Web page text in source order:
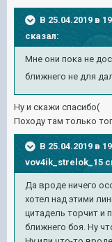
В 25.04.2019 в
сказал:
Мне они пока не
ближнего не для
Ну и скажи спасибо(
Походу там только
В 25.04.2019 в
vov4ik_strelok_15
Да вроде ничего
хотел над этими
цитадель торчит и
ближнего боя. Ну